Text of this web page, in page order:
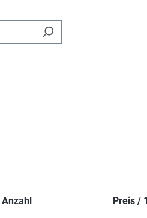
Anzahl Preis /